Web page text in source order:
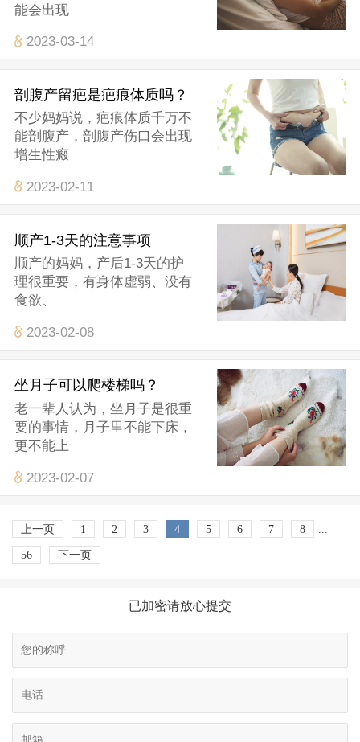
能会出现
2023-03-14
剖腹产留疤是疤痕体质吗？
不少妈妈说，疤痕体质千万不
能剖腹产，剖腹产伤口会出现
增生性瘢
2023-02-11
顺产1-3天的注意事项
顺产的妈妈，产后1-3天的护
理很重要，有身体虚弱、没有
食欲、
2023-02-08
坐月子可以爬楼梯吗？
老一辈人认为，坐月子是很重
要的事情，月子里不能下床，
更不能上
2023-02-07
上一页 1 2 3 4 5 6 7 8
56 下一页
已加密请放心提交